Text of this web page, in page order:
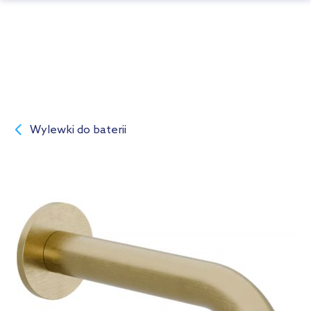
Wylewki do baterii